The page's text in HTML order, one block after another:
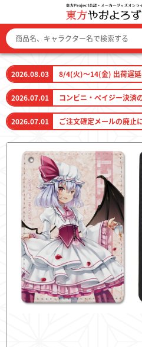
ログイン / 会員登録
ファッション
ファッション雑貨
生活雑貨
キーホルダー
トレーディングカード
フィギュア
2026.08.03 8/4(火)～14(金) 出荷遅
2026.07.01 コンビニ・ペイジー決済
2026.07.01 ご注文確定メールの廃止